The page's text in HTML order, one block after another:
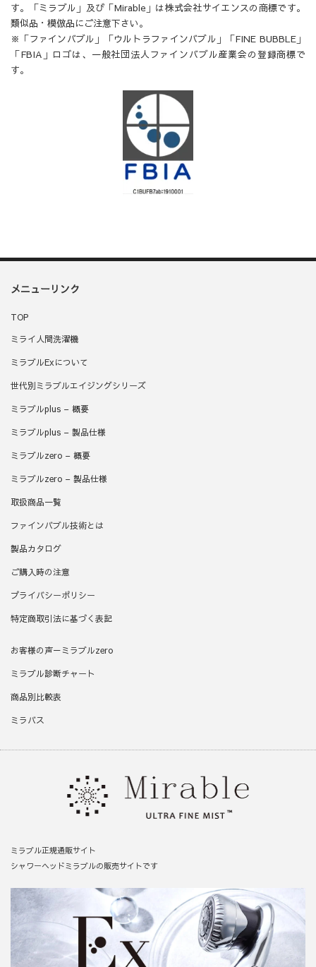
す。「ミラブル」及び「Mirable」は株式会社サイエンスの商標です。
類似品・模倣品にご注意下さい。
※「ファインバブル」「ウルトラファインバブル」「FINE BUBBLE」
「FBIA」ロゴは、一般社団法人ファインバブル産業会の登録商標で
す。
メニューリンク
TOP
ミライ人間洗濯機
ミラブルExについて
世代別ミラブルエイジングシリーズ
ミラブルplus – 概要
ミラブルplus – 製品仕様
ミラブルzero – 概要
ミラブルzero – 製品仕様
取扱商品一覧
ファインバブル技術とは
製品カタログ
ご購入時の注意
プライバシーポリシー
特定商取引法に基づく表記
お客様の声－ミラブルzero
ミラブル診断チャート
商品別比較表
ミラバス
ミラブル正規通販サイト
シャワーヘッドミラブルの販売サイトです